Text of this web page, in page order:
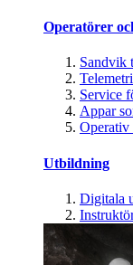
Operatörer
Sandvik
Service
Appar
Operativ
Utbildning
Digitala